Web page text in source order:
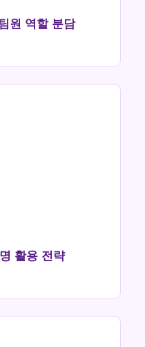
원 역할 분담
활용 전략